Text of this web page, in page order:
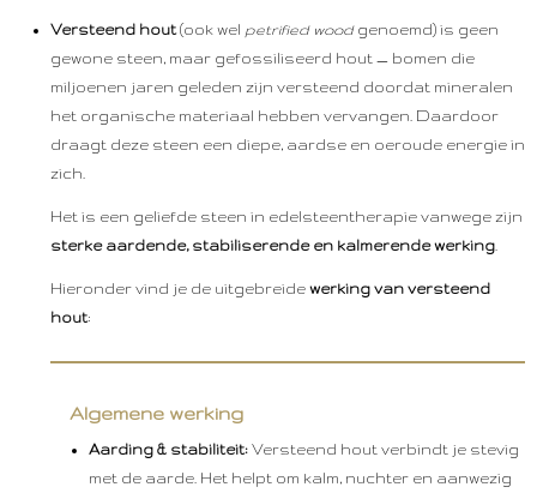
Versteend hout(ook wel petrified woodgenoemd) is geen
gewone steen, maar gefossiliseerd hout — bomen die
miljoenen jaren geleden zijn versteend doordat mineralen
het organische materiaal hebben vervangen. Daardoor
draagt deze steen een diepe, aardse en oeroude energie in
zich.
Het is een geliefde steen in edelsteentherapie vanwege zijn
sterke aardende, stabiliserende en kalmerende werking
Hieronder vind je de uitgebreide werking van versteend
hout:
Algemene werking
Aarding & stabiliteit: Versteend hout verbindt je stevig
met de aarde. Het helpt om kalm, nuchter en aanwezig